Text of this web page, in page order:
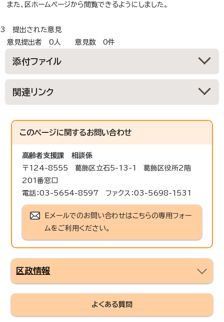
また、区ホームページから閲覧できるようにしました。
3 提出された意見
意見提出者 0人 意見数 0件
添付ファイル
関連リンク
このページに関するお問い合わせ
高齢者支援課
相談係
〒124-8555 葛飾区立石5-13-1 葛飾区役所2階
201番窓口
電話：03-5654-8597 ファクス：03-5698-1531
Eメールでのお問い合わせはこちらの専用フォー
ムをご利用ください。
区政情報
よくある質問